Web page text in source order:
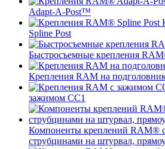
Adapt-A-Post™
Spline Post
Быстросъемные крепления
Крепления RAM на
зажимом СС1
Компоненты креплений RAM®
струбцинами на штурвал,